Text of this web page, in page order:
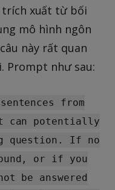
trích xuất từ bối
mô hình ngôn
này rất quan
Prompt như sau:
from
can potentially
question. If no
or if you
be answered